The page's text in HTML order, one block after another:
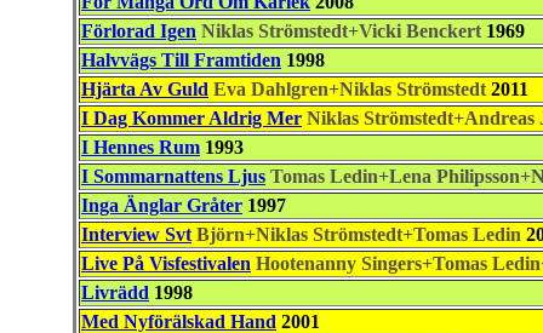
Förlorad Igen Niklas Strömstedt+Vicki Benckert 1969
Halvvägs Till Framtiden 1998
Hjärta Av Guld Eva Dahlgren+Niklas Strömstedt 2011
I Dag Kommer Aldrig Mer Niklas Strömstedt+Andreas
I Hennes Rum 1993
I Sommarnattens Ljus Tomas Ledin+Lena
Inga Änglar Gråter 1997
Interview Svt Björn+Niklas Strömstedt+Tomas Ledin
Live På Visfestivalen Hootenanny Singers+Tomas
Livrädd 1998
Med Nyförälskad Hand 2001